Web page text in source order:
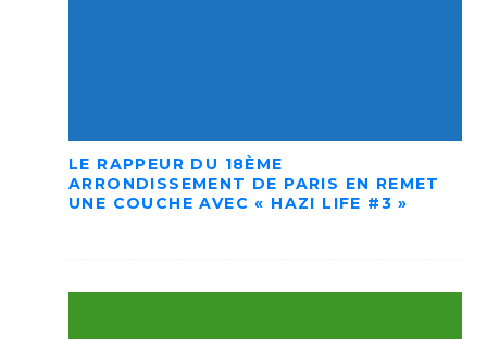
LE RAPPEUR DU 18ÈME
ARRONDISSEMENT DE PARIS EN REMET
UNE COUCHE AVEC « HAZI LIFE #3 »